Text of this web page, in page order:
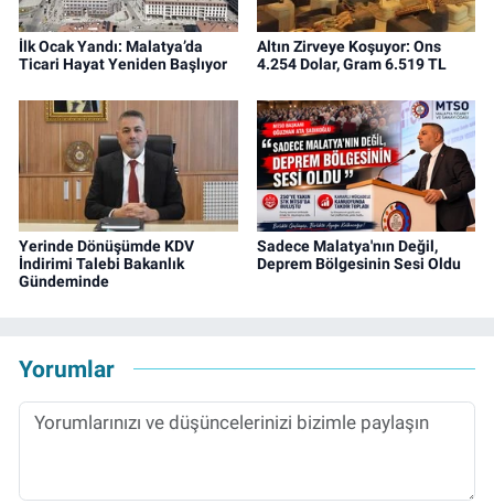
İlk Ocak Yandı: Malatya’da
Ticari Hayat Yeniden Başlıyor
Altın Zirveye Koşuyor: Ons
4.254 Dolar, Gram 6.519 TL
Yerinde Dönüşümde KDV
İndirimi Talebi Bakanlık
Gündeminde
Sadece Malatya'nın Değil,
Deprem Bölgesinin Sesi Oldu
Yorumlar